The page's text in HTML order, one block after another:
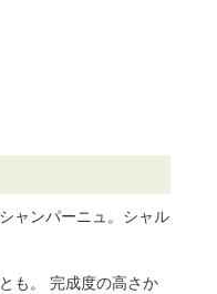
ャンパーニュ。シャル
も。 完成度の高さか